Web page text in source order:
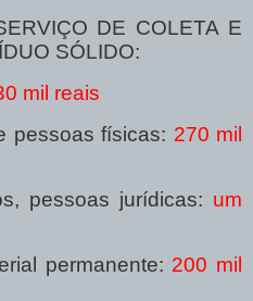
DE COLETA E
SÓLIDO:
mil reais
pessoas físicas: 270 mil
pessoas jurídicas: um
permanente: 200 mil